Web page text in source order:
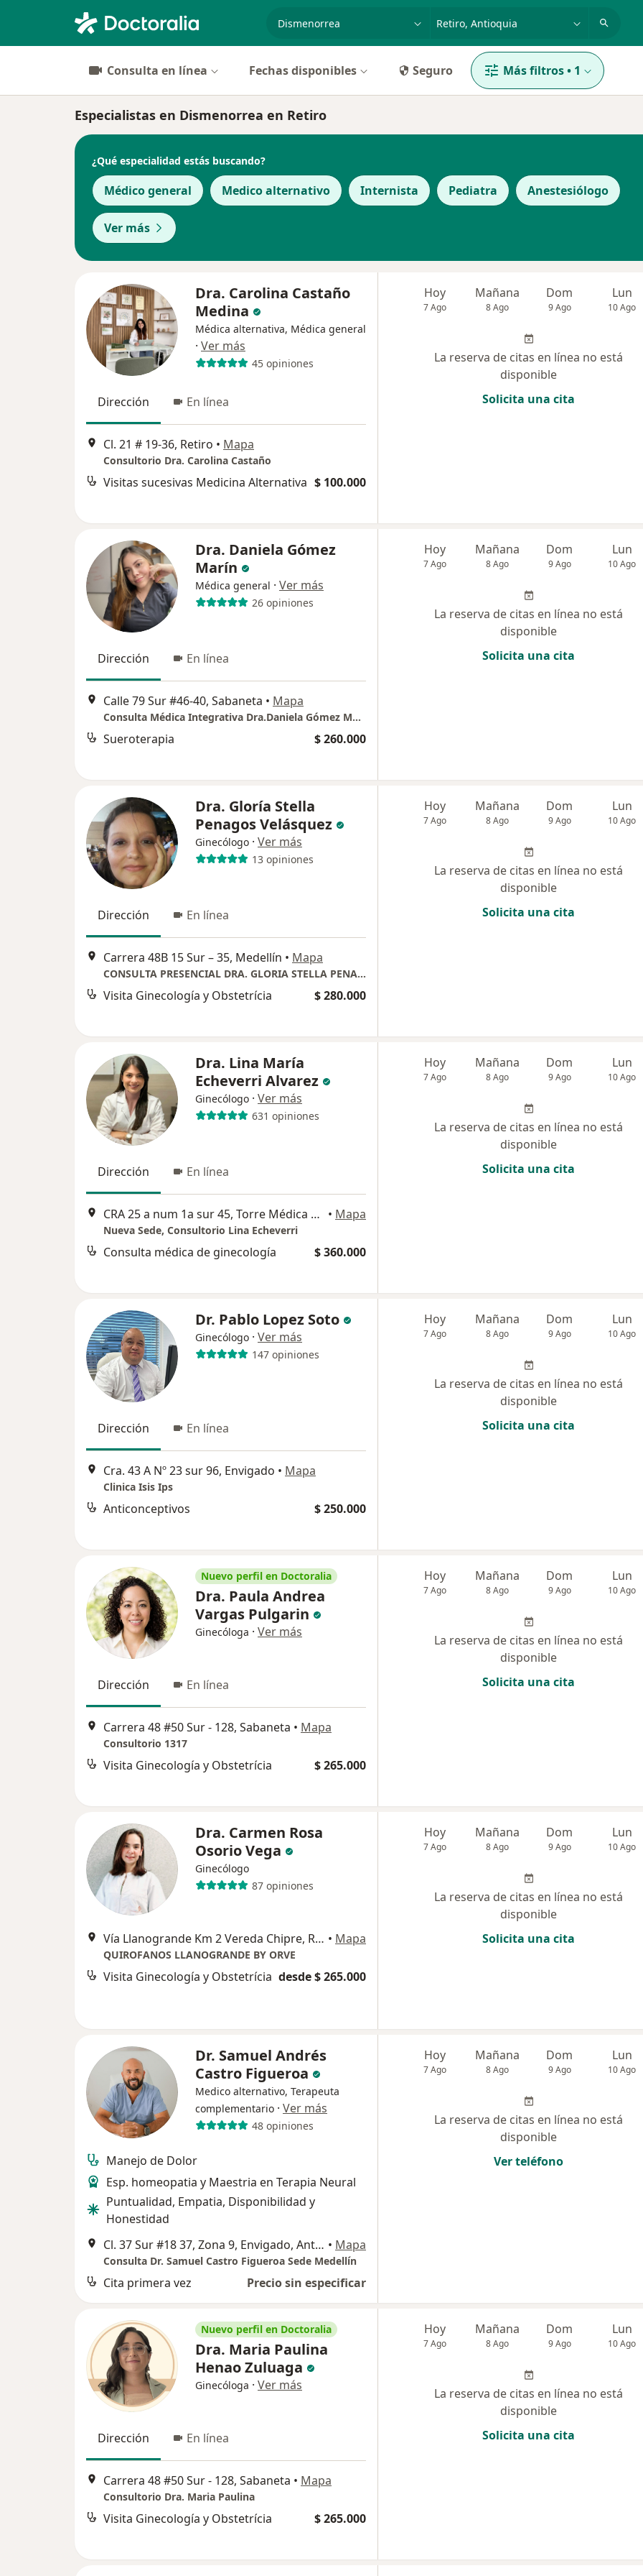
Consulta en línea Fechas disponibles Seguro Más filtros• 1
Especialistas en Dismenorrea en Retiro
¿Qué especialidad estás buscando?
Médico general Medico alternativo Internista Pediatra Anestesiólogo
Ver más
Dra. Carolina Castaño
Medina
Médica alternativa, Médica general
· Ver más
45 opiniones
Dirección En línea
Cl. 21 # 19-36, Retiro • Mapa
Consultorio Dra. Carolina Castaño
Visitas sucesivas Medicina Alternativa $ 100.000
Hoy
7 Ago
Mañana
8 Ago
Dom
9 Ago
Lun
10 Ago
La reserva de citas en línea no está
disponible
Solicita una cita
Dra. Daniela Gómez
Marín
Médica general · Ver más
26 opiniones
Dirección En línea
Calle 79 Sur #46-40, Sabaneta • Mapa
Consulta Médica Integrativa Dra.Daniela Gómez Marín
Sueroterapia $ 260.000
Hoy
7 Ago
Mañana
8 Ago
Dom
9 Ago
Lun
10 Ago
La reserva de citas en línea no está
disponible
Solicita una cita
Dra. Gloría Stella
Penagos Velásquez
Ginecólogo · Ver más
13 opiniones
Dirección En línea
Carrera 48B 15 Sur – 35, Medellín • Mapa
CONSULTA PRESENCIAL DRA. GLORIA STELLA PENAGOS VELÁSQUEZ
Visita Ginecología y Obstetrícia $ 280.000
Hoy
7 Ago
Mañana
8 Ago
Dom
9 Ago
Lun
10 Ago
La reserva de citas en línea no está
disponible
Solicita una cita
Dra. Lina María
Echeverri Alvarez
Ginecólogo · Ver más
631 opiniones
Dirección En línea
CRA 25 a num 1a sur 45, Torre Médica 2. Parque Comercial el Tesoro, Consultorio 1551, Medellín • Mapa
Nueva Sede, Consultorio Lina Echeverri
Consulta médica de ginecología $ 360.000
Hoy
7 Ago
Mañana
8 Ago
Dom
9 Ago
Lun
10 Ago
La reserva de citas en línea no está
disponible
Solicita una cita
Dr. Pablo Lopez Soto
Ginecólogo · Ver más
147 opiniones
Dirección En línea
Cra. 43 A Nº 23 sur 96, Envigado • Mapa
Clinica Isis Ips
Anticonceptivos $ 250.000
Hoy
7 Ago
Mañana
8 Ago
Dom
9 Ago
Lun
10 Ago
La reserva de citas en línea no está
disponible
Solicita una cita
Nuevo perfil en Doctoralia
Dra. Paula Andrea
Vargas Pulgarin
Ginecóloga · Ver más
Dirección En línea
Carrera 48 #50 Sur - 128, Sabaneta • Mapa
Consultorio 1317
Visita Ginecología y Obstetrícia $ 265.000
Hoy
7 Ago
Mañana
8 Ago
Dom
9 Ago
Lun
10 Ago
La reserva de citas en línea no está
disponible
Solicita una cita
Dra. Carmen Rosa
Osorio Vega
Ginecólogo
87 opiniones
Vía Llanogrande Km 2 Vereda Chipre, Rionegro • Mapa
QUIROFANOS LLANOGRANDE BY ORVE
Visita Ginecología y Obstetrícia desde $ 265.000
Hoy
7 Ago
Mañana
8 Ago
Dom
9 Ago
Lun
10 Ago
La reserva de citas en línea no está
disponible
Solicita una cita
Dr. Samuel Andrés
Castro Figueroa
Medico alternativo, Terapeuta
complementario · Ver más
48 opiniones
Manejo de Dolor
Esp. homeopatia y Maestria en Terapia Neural
Puntualidad, Empatia, Disponibilidad y
Honestidad
Cl. 37 Sur #18 37, Zona 9, Envigado, Antioquia, Envigado • Mapa
Consulta Dr. Samuel Castro Figueroa Sede Medellín
Cita primera vez Precio sin especificar
Hoy
7 Ago
Mañana
8 Ago
Dom
9 Ago
Lun
10 Ago
La reserva de citas en línea no está
disponible
Ver teléfono
Nuevo perfil en Doctoralia
Dra. Maria Paulina
Henao Zuluaga
Ginecóloga · Ver más
Dirección En línea
Carrera 48 #50 Sur - 128, Sabaneta • Mapa
Consultorio Dra. Maria Paulina
Visita Ginecología y Obstetrícia $ 265.000
Hoy
7 Ago
Mañana
8 Ago
Dom
9 Ago
Lun
10 Ago
La reserva de citas en línea no está
disponible
Solicita una cita